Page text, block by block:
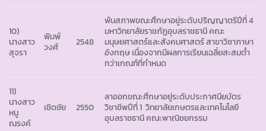
10)
นางสาว
สุจรา
พิมพ์
วงศ์
2548
พ้นสภาพขณะศึกษาอยู่ระดับปริญญาตรีปีที่ 4
มหาวิทยาลัยราชภัฏอุบลราชธานี คณะ
มนุษยศาสตร์และสังคมศาสตร์ สาขาวิชาภาษา
อังกฤษ เนื่องจากมีผลการเรียนเฉลี่ยสะสมต่ำ
กว่าเกณฑ์ที่กำหนด
11)
นางสาว
หนู
ณรงค์
เชิดชัย 2550
ลาออกขณะศึกษาอยู่ระดับประกาศนียบัตร
วิชาชีพปีที่ 1 วิทยาลัยเกษตรและเทคโนโลยี
อุบลราชธานี คณะพาณิชยกรรม